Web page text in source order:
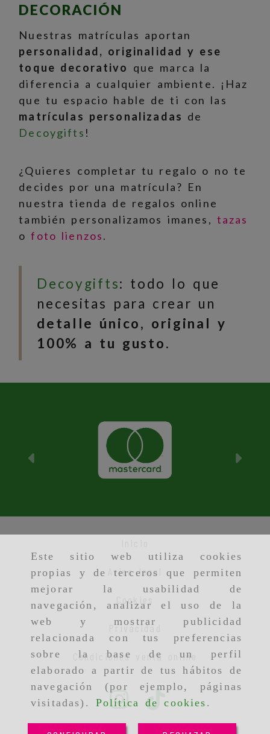
Este sitio web utiliza cookies
propias y de terceros que permiten
mejorar la usabilidad de
navegación, analizar el uso de la
web y mostrar publicidad
relacionada con tus preferencias
sobre la base de un perfil
elaborado a partir de tus hábitos de
navegación (por ejemplo, páginas
visitadas). Política de cookies .
DECORACIÓN
Nuestras matrículas aportan
personalidad, originalidad y ese
toque decorativo que marca la
diferencia a cualquier ambiente. ¡Haz
que tu espacio hable de ti con las
matrículas personalizadas de
Decoygifts !
¿Quieres completar tu regalo o no te
decides por una matrícula? En
nuestra tienda de regalos online
también personalizamos imanes, tazas
ofoto lienzos.
Decoygifts: todo lo que
necesitas para crear un
detalle único, original y
100% a tu gusto.
Aviso legal
Cookies
Privacidad
Condiciones venta online